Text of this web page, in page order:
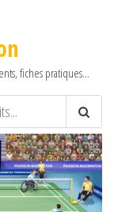
fiches pratiques…